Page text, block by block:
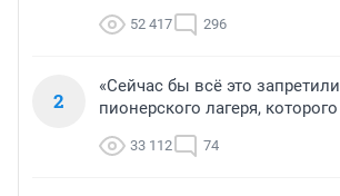
52 417 296
2
«Сейчас бы всё это
пионерского лагеря,
33 112 74